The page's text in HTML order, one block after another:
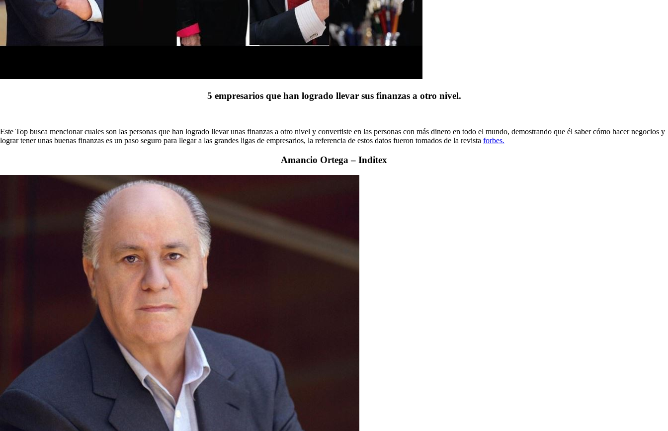
5 empresarios que han logrado llevar sus finanzas a otro nivel.
Este Top busca mencionar cuales son las personas que han logrado llevar unas finanzas a otro nivel y convertiste en las personas con más dinero en todo el mundo, demostrando que él saber cómo hacer negocios y
lograr tener unas buenas finanzas es un paso seguro para llegar a las grandes ligas de empresarios, la referencia de estos datos fueron tomados de la revista forbes.
Amancio Ortega – Inditex